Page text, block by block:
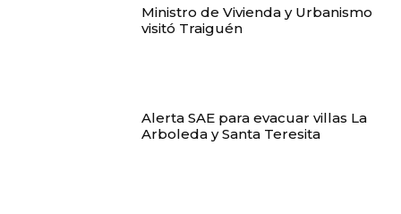
Ministro de Vivienda y Urbanismo
visitó Traiguén
Alerta SAE para evacuar villas La
Arboleda y Santa Teresita